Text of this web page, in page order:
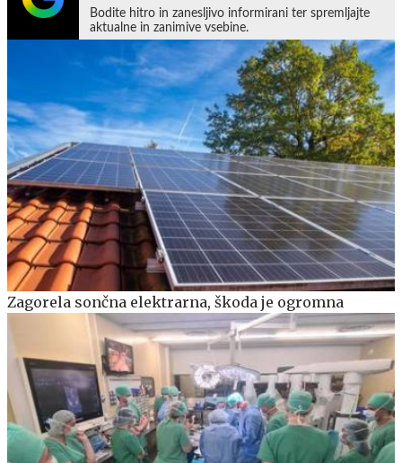
Bodite hitro in zanesljivo informirani ter spremljajte
aktualne in zanimive vsebine.
Zagorela sončna elektrarna, škoda je ogromna